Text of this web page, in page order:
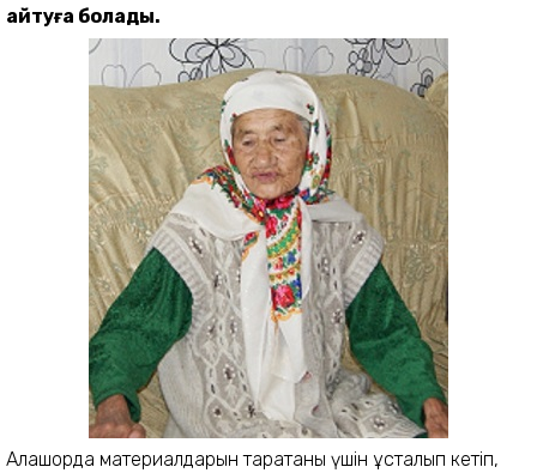
айтуға болады.
Алашорда материалдарын таратқаны үшін ұсталып кетіп,